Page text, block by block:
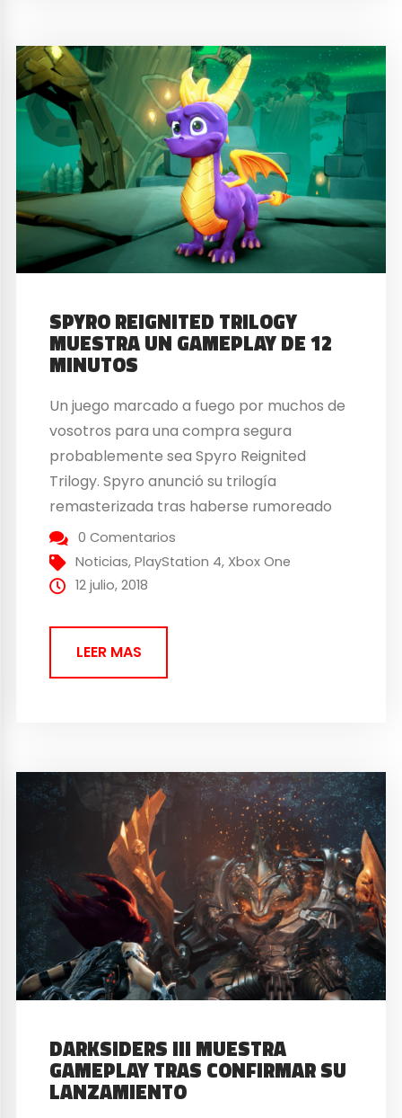
SPYRO REIGNITED TRILOGY
MUESTRA UN GAMEPLAY DE 12
MINUTOS
Un juego marcado a fuego por muchos de
vosotros para una compra segura
probablemente sea Spyro Reignited
Trilogy. Spyro anunció su trilogía
remasterizada tras haberse rumoreado
bastante, mucho más tras la salida de la N.
Sane Trilogy de Crash Bandicoot. Spyro
Reignited Trilogy se lanzará al mercado el
afortunadas...
0 Comentarios
Noticias,PlayStation 4, Xbox One
12 julio, 2018
LEER MAS
DARKSIDERS III MUESTRA
GAMEPLAY TRAS CONFIRMAR SU
LANZAMIENTO